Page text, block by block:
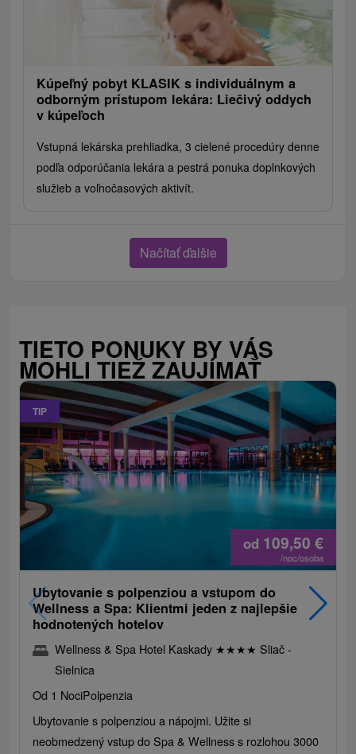
Kúpeľný pobyt KLASIK s individuálnym a
odborným prístupom lekára: Liečivý oddych
v kúpeľoch
Vstupná lekárska prehliadka, 3 cielené procedúry denne
podľa odporúčania lekára a pestrá ponuka doplnkových
služieb a voľnočasových aktivít.
Načítať ďalšie
TIETO PONUKY BY VÁS
MOHLI TIEŽ ZAUJÍMAŤ
TIP
od 109,50 €
/noc/osoba
Ubytovanie s polpenziou a vstupom do
Wellness a Spa: Klientmi jeden z najlepšie
hodnotených hotelov
Wellness & Spa Hotel Kaskady ★★★★ Sliač -
Sielnica
Od 1 NociPolpenzia
Ubytovanie s polpenziou a nápojmi. Užite si
neobmedzený vstup do Spa & Wellness s rozlohou 3000